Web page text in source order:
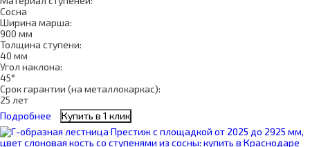
Сосна
Ширина марша:
900 мм
Толщина ступени:
40 мм
Угол наклона:
45°
Срок гарантии (на металлокаркас):
25 лет
Подробнее
Купить в 1 клик